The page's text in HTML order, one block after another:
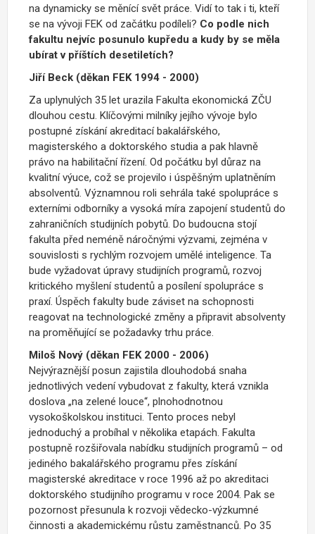
na dynamicky se měnící svět práce. Vidí to tak i ti, kteří
se na vývoji FEK od začátku podíleli? Co podle nich
fakultu nejvíc posunulo kupředu a kudy by se měla
ubírat v příštích desetiletích?
Jiří Beck (děkan FEK 1994 - 2000)
Za uplynulých 35 let urazila Fakulta ekonomická ZČU
dlouhou cestu. Klíčovými milníky jejího vývoje bylo
postupné získání akreditací bakalářského,
magisterského a doktorského studia a pak hlavně
právo na habilitační řízení. Od počátku byl důraz na
kvalitní výuce, což se projevilo i úspěšným uplatněním
absolventů. Významnou roli sehrála také spolupráce s
externími odborníky a vysoká míra zapojení studentů do
zahraničních studijních pobytů. Do budoucna stojí
fakulta před neméně náročnými výzvami, zejména v
souvislosti s rychlým rozvojem umělé inteligence. Ta
bude vyžadovat úpravy studijních programů, rozvoj
kritického myšlení studentů a posílení spolupráce s
praxí. Úspěch fakulty bude záviset na schopnosti
reagovat na technologické změny a připravit absolventy
na proměňující se požadavky trhu práce.
Miloš Nový (děkan FEK 2000 - 2006)
Nejvýraznější posun zajistila dlouhodobá snaha
jednotlivých vedení vybudovat z fakulty, která vznikla
doslova „na zelené louce“, plnohodnotnou
vysokoškolskou instituci. Tento proces nebyl
jednoduchý a probíhal v několika etapách. Fakulta
postupně rozšiřovala nabídku studijních programů – od
jediného bakalářského programu přes získání
magisterské akreditace v roce 1996 až po akreditaci
doktorského studijního programu v roce 2004. Pak se
pozornost přesunula k rozvoji vědecko-výzkumné
činnosti a akademickému růstu zaměstnanců. Po 35